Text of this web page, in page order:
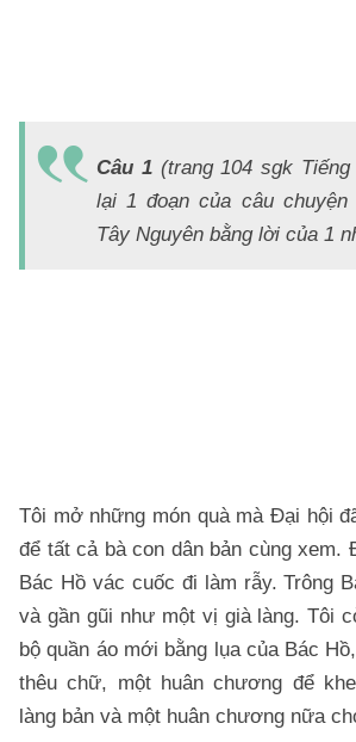
Câu 1(trang 104 sgk
lại 1 đoạn của câu
Tây Nguyên bằng lời của 1
Tôi mở những món quà mà Đại hội
để tất cả bà con dân bản cùng xem.
Bác Hồ vác cuốc đi làm rẫy. Trông
và gần gũi như một vị già làng. Tôi
bộ quần áo mới bằng lụa của Bác
thêu chữ, một huân chương để
làng bản và một huân chương nữa